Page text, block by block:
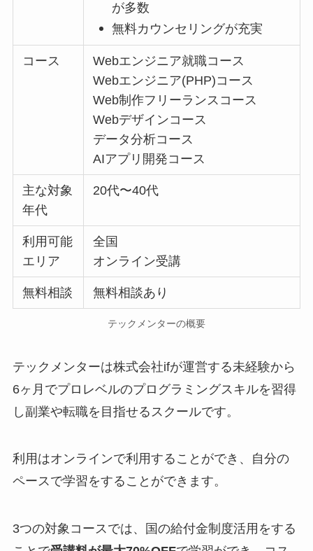
が多数
無料カウンセリングが充実
コース
Webエンジニア就職コース
Webエンジニア(PHP)コース
Web制作フリーランスコース
Webデザインコース
データ分析コース
AIアプリ開発コース
主な対象
年代
20代〜40代
利用可能
エリア
全国
オンライン受講
無料相談 無料相談あり
テックメンターの概要
テックメンターは株式会社ifが運営する未経験から
6ヶ月でプロレベルのプログラミングスキルを習得
し副業や転職を目指せるスクールです。
利用はオンラインで利用することができ、自分の
ペースで学習をすることができます。
3つの対象コースでは、国の給付金制度活用をする